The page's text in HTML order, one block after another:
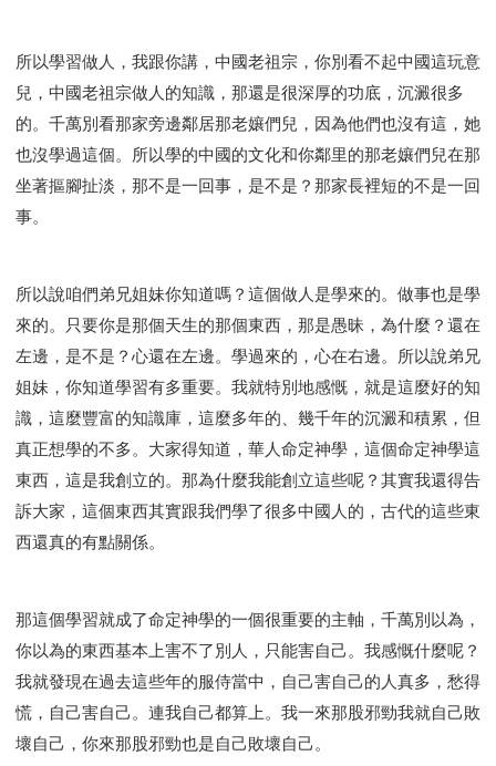
所以學習做人，我跟你講，中國老祖宗，你別看不起中國這玩意
兒，中國老祖宗做人的知識，那還是很深厚的功底，沉澱很多
的。千萬別看那家旁邊鄰居那老孃們兒，因為他們也沒有這，她
也沒學過這個。所以學的中國的文化和你鄰里的那老孃們兒在那
坐著摳腳扯淡，那不是一回事，是不是？那家長裡短的不是一回
事。
所以說咱們弟兄姐妹你知道嗎？這個做人是學來的。做事也是學
來的。只要你是那個天生的那個東西，那是愚昧，為什麼？還在
左邊，是不是？心還在左邊。學過來的，心在右邊。所以說弟兄
姐妹，你知道學習有多重要。我就特別地感慨，就是這麼好的知
識，這麼豐富的知識庫，這麼多年的、幾千年的沉澱和積累，但
真正想學的不多。大家得知道，華人命定神學，這個命定神學這
東西，這是我創立的。那為什麼我能創立這些呢？其實我還得告
訴大家，這個東西其實跟我們學了很多中國人的，古代的這些東
西還真的有點關係。
那這個學習就成了命定神學的一個很重要的主軸，千萬別以為，
你以為的東西基本上害不了別人，只能害自己。我感慨什麼呢？
我就發現在過去這些年的服侍當中，自己害自己的人真多，愁得
慌，自己害自己。連我自己都算上。我一來那股邪勁我就自己敗
壞自己，你來那股邪勁也是自己敗壞自己。